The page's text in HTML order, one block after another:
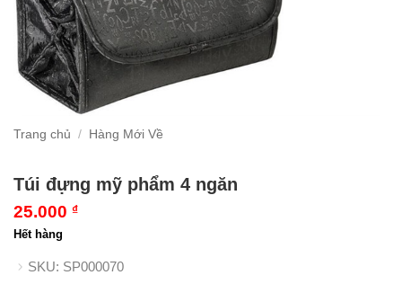
Trang chủ / Hàng Mới Về
Túi đựng mỹ phẩm 4 ngăn
25.000 ₫
Hết hàng
SKU: SP000070